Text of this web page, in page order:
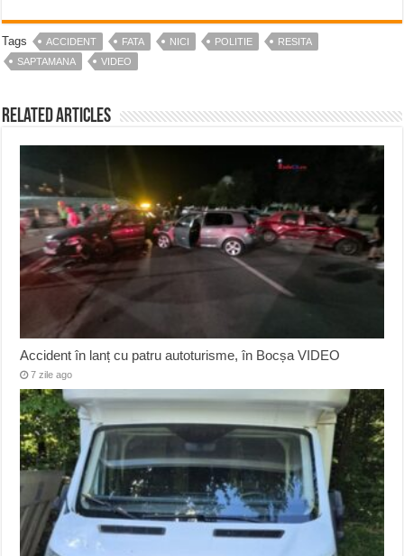
Tags ACCIDENT FATA NICI POLITIE
RESITA
SAPTAMANA
VIDEO
Related Articles
Accident în lanț cu patru autoturisme, în Bocșa VIDEO
7 zile ago